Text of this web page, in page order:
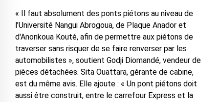
« Il faut absolument des ponts piétons au niveau de
l’Université Nangui Abrogoua, de Plaque Anador et
d'Anonkoua Kouté, afin de permettre aux piétons de
traverser sans risquer de se faire renverser par les
automobilistes », soutient Godji Diomandé, vendeur de
pièces détachées. Sita Ouattara, gérante de cabine,
est du même avis. Elle ajoute : « Un pont piétons doit
aussi être construit, entre le carrefour Express et la